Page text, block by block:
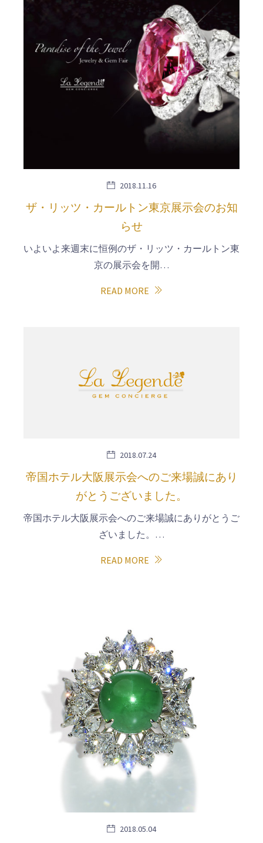
2018.11.16
ザ・リッツ・カールトン東京展示会のお知
らせ
いよいよ来週末に恒例のザ・リッツ・カールトン東
京の展示会を開…
READ MORE
2018.07.24
帝国ホテル大阪展示会へのご来場誠にあり
がとうございました。
帝国ホテル大阪展示会へのご来場誠にありがとうご
ざいました。…
READ MORE
2018.05.04